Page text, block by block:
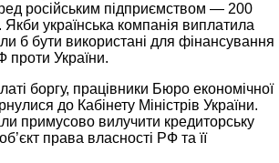
російським підприємством — 200
Якби українська компанія виплатила
б бути використані для фінансування
проти України.
боргу, працівники Бюро економічної
до Кабінету Міністрів України.
примусово вилучити кредиторську
права власності РФ та її